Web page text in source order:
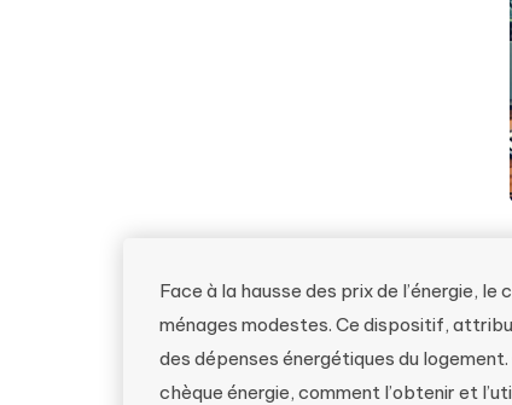
Face à la hausse des prix de l’énergie,
ménages modestes. Ce dispositif,
des dépenses énergétiques du
chèque énergie, comment l’obtenir et